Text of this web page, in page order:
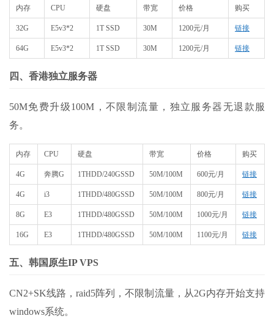
内存 CPU 硬盘 带宽 价格 购买
32G E5v3*2 1T SSD 30M 1200元/月 链接
64G E5v3*2 1T SSD 30M 1200元/月 链接
四、香港独立服务器
50M免费升级100M，不限制流量，独立服务器无退款服
务。
内存 CPU 硬盘 带宽 价格 购买
4G 奔腾G 1THDD/240GSSD 50M/100M 600元/月 链接
4G i3 1THDD/480GSSD 50M/100M 800元/月 链接
8G E3 1THDD/480GSSD 50M/100M 1000元/月 链接
16G E3 1THDD/480GSSD 50M/100M 1100元/月 链接
五、韩国原生IP VPS
CN2+SK线路，raid5阵列，不限制流量，从2G内存开始支持
windows系统。